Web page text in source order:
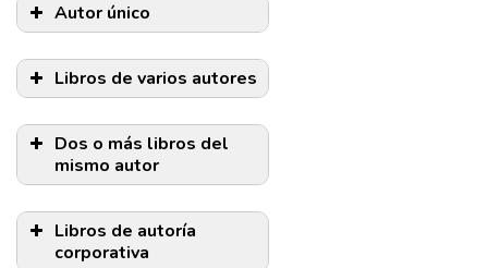
Autor único
Libros de varios autores
Dos o más libros del
mismo autor
Libros de autoría
corporativa